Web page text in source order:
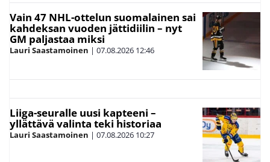
Vain 47 NHL-ottelun suomalainen sai
kahdeksan vuoden jättidiilin – nyt
GM paljastaa miksi
Lauri Saastamoinen | 07.08.2026 12:46
Liiga-seuralle uusi kapteeni –
yllättävä valinta teki historiaa
Lauri Saastamoinen | 07.08.2026 10:27